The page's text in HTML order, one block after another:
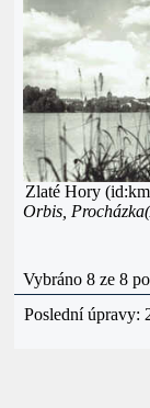
Zlaté Hory
Orbis,
Vybráno 8 ze 8
Poslední úpravy: